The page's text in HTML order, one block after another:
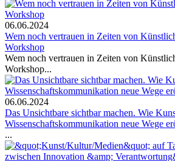
06.06.2024
Wem noch vertrauen in Zeiten von
Workshop
Wem noch vertrauen in Zeiten von
Workshop...
06.06.2024
Das Unsichtbare sichtbar machen. Wie
Wissenschaftskommunikation neue Wege
...